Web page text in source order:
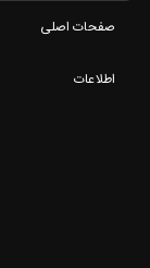
صفحات اصلی
اطلاعات